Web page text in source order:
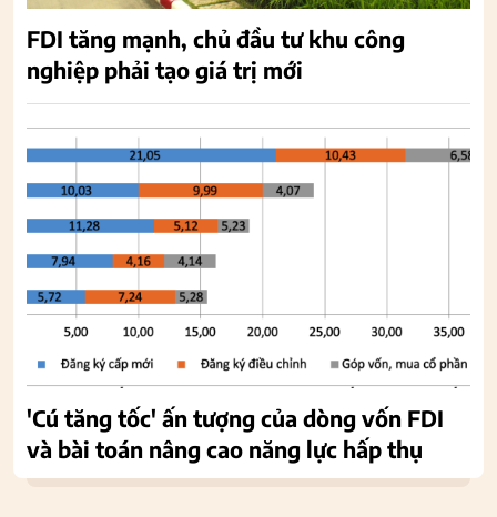
FDI tăng mạnh, chủ đầu tư khu công
nghiệp phải tạo giá trị mới
'Cú tăng tốc' ấn tượng của dòng vốn FDI
và bài toán nâng cao năng lực hấp thụ